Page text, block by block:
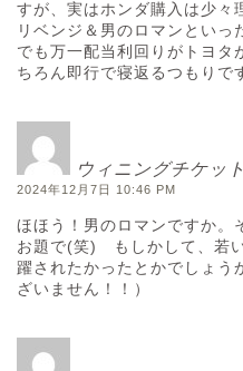
すが、実はホンダ購入は少々
リベンジ＆男のロマンといっ
でも万一配当利回りがトヨタ
ちろん即行で寝返るつもりで
ウィニングチケット
2024年12月7日 10:46 PM
ほほう！男のロマンですか。
お題で(笑) もしかして、若
躍されたかったとかでしょう
ざいません！！）